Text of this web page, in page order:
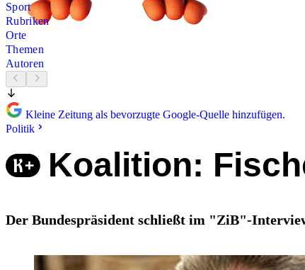
Sport
Rubriken
Orte
Themen
Autoren
Kleine Zeitung als bevorzugte Google-Quelle hinzufügen.
Politik
Koalition:
Der Bundespräsident schließt im "ZiB"-